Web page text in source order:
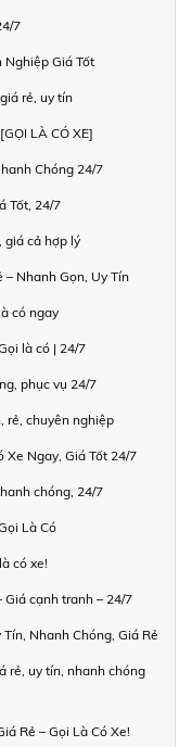
7
Nghiệp Giá Tốt
rẻ, uy tín
LÀ CÓ XE]
Chóng 24/7
Tốt, 24/7
giá cả hợp lý
– Nhanh Gọn, Uy Tín
có ngay
là có | 24/7
phục vụ 24/7
rẻ, chuyên nghiệp
Xe Ngay, Giá Tốt 24/7
chóng, 24/7
Là Có
có xe!
cạnh tranh – 24/7
Nhanh Chóng, Giá Rẻ
rẻ, uy tín, nhanh chóng
Rẻ – Gọi Là Có Xe!